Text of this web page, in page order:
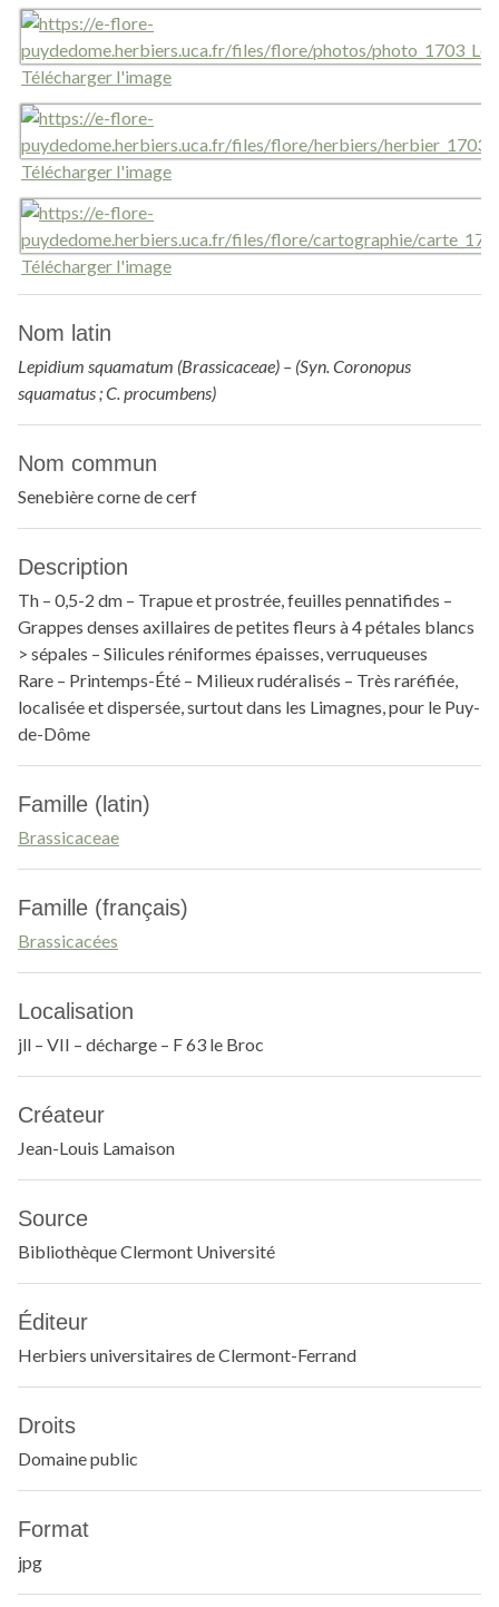
Télécharger l'image
Télécharger l'image
Télécharger l'image
Nom latin
Lepidium squamatum (Brassicaceae) – (Syn. Coronopus
squamatus ; C. procumbens)
Nom commun
Senebière corne de cerf
Description
Th – 0,5-2 dm – Trapue et prostrée, feuilles pennatifides –
Grappes denses axillaires de petites fleurs à 4 pétales blancs
> sépales – Silicules réniformes épaisses, verruqueuses
Rare – Printemps-Été – Milieux rudéralisés – Très raréfiée,
localisée et dispersée, surtout dans les Limagnes, pour le Puy-
de-Dôme
Famille (latin)
Brassicaceae
Famille (français)
Brassicacées
Localisation
jll – VII – décharge – F 63 le Broc
Créateur
Jean-Louis Lamaison
Source
Bibliothèque Clermont Université
Éditeur
Herbiers universitaires de Clermont-Ferrand
Droits
Domaine public
Format
jpg